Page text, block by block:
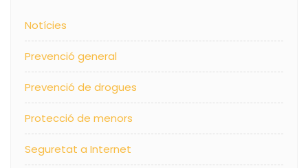
Notícies
Prevenció general
Prevenció de drogues
Protecció de menors
Seguretat a Internet